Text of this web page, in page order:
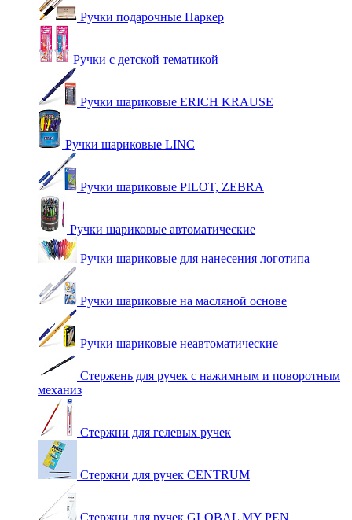
Ручки подарочные Паркер
Ручки с детской тематикой
Ручки шариковые ERICH KRAUSE
Ручки шариковые LINC
Ручки шариковые PILOT, ZEBRA
Ручки шариковые автоматические
Ручки шариковые для нанесения логотипа
Ручки шариковые на масляной основе
Ручки шариковые неавтоматические
Стержень для ручек с нажимным и поворотным
механиз
Стержни для гелевых ручек
Стержни для ручек CENTRUM
Стержни для ручек GLOBAL MY PEN